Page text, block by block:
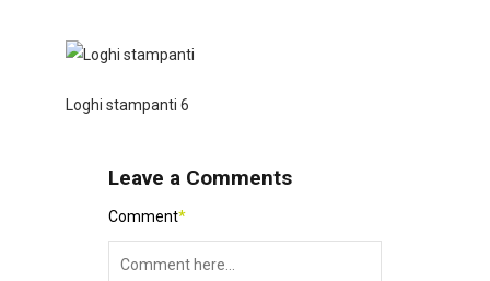
Loghi stampanti 6
Leave a Comments
Comment*